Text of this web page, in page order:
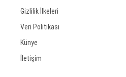
Gizlilik İlkeleri
Veri Politikası
Künye
İletişim